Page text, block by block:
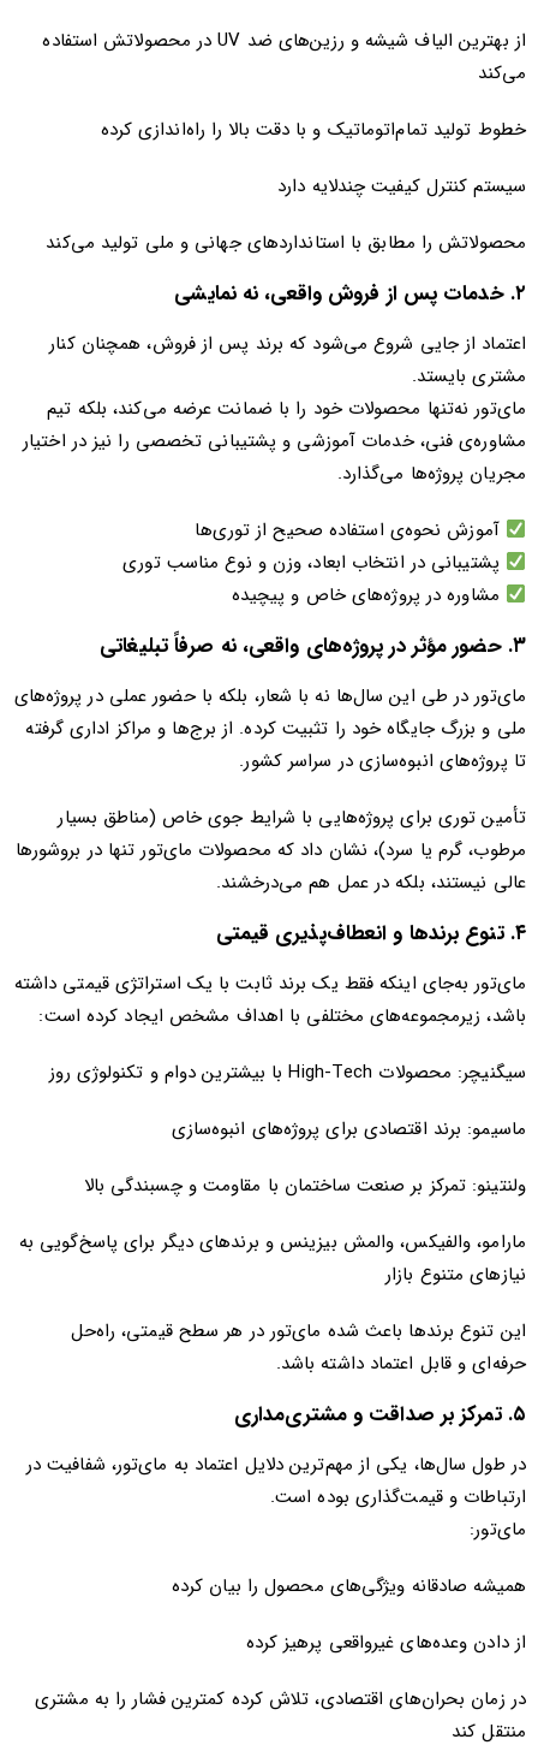
از بهترین الیاف شیشه و رزین‌های ضد UV در محصولاتش استفاده
می‌کند
خطوط تولید تمام‌اتوماتیک و با دقت بالا را راه‌اندازی کرده
سیستم کنترل کیفیت چندلایه دارد
محصولاتش را مطابق با استانداردهای جهانی و ملی تولید می‌کند
۲. خدمات پس از فروش واقعی، نه نمایشی
اعتماد از جایی شروع می‌شود که برند پس از فروش، همچنان کنار
مشتری بایستد.
مای‌تور نه‌تنها محصولات خود را با ضمانت عرضه می‌کند، بلکه تیم
مشاوره‌ی فنی، خدمات آموزشی و پشتیبانی تخصصی را نیز در اختیار
مجریان پروژه‌ها می‌گذارد.
آموزش نحوه‌ی استفاده صحیح از توری‌ها
پشتیبانی در انتخاب ابعاد، وزن و نوع مناسب توری
مشاوره در پروژه‌های خاص و پیچیده
۳. حضور مؤثر در پروژه‌های واقعی، نه صرفاً تبلیغاتی
مای‌تور در طی این سال‌ها نه با شعار، بلکه با حضور عملی در پروژه‌های
ملی و بزرگ جایگاه خود را تثبیت کرده. از برج‌ها و مراکز اداری گرفته
تا پروژه‌های انبوه‌سازی در سراسر کشور.
تأمین توری برای پروژه‌هایی با شرایط جوی خاص (مناطق بسیار
مرطوب، گرم یا سرد)، نشان داد که محصولات مای‌تور تنها در بروشورها
عالی نیستند، بلکه در عمل هم می‌درخشند.
۴. تنوع برندها و انعطاف‌پذیری قیمتی
مای‌تور به‌جای اینکه فقط یک برند ثابت با یک استراتژی قیمتی داشته
باشد، زیرمجموعه‌های مختلفی با اهداف مشخص ایجاد کرده است:
سیگنیچر: محصولات High-Tech با بیشترین دوام و تکنولوژی روز
ماسیمو: برند اقتصادی برای پروژه‌های انبوه‌سازی
ولنتینو: تمرکز بر صنعت ساختمان با مقاومت و چسبندگی بالا
مارامو، والفیکس، والمش بیزینس و برندهای دیگر برای پاسخ‌گویی به
نیازهای متنوع بازار
این تنوع برندها باعث شده مای‌تور در هر سطح قیمتی، راه‌حل
حرفه‌ای و قابل اعتماد داشته باشد.
۵. تمرکز بر صداقت و مشتری‌مداری
در طول سال‌ها، یکی از مهم‌ترین دلایل اعتماد به مای‌تور، شفافیت در
ارتباطات و قیمت‌گذاری بوده است.
مای‌تور:
همیشه صادقانه ویژگی‌های محصول را بیان کرده
از دادن وعده‌های غیرواقعی پرهیز کرده
در زمان بحران‌های اقتصادی، تلاش کرده کمترین فشار را به مشتری
منتقل کند